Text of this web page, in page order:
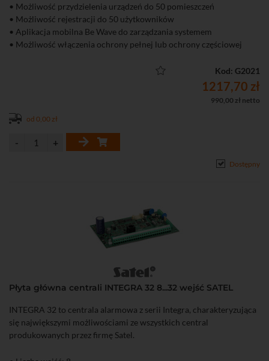
• Możliwość przydzielenia urządzeń do 50 pomieszczeń
• Możliwość rejestracji do 50 użytkowników
• Aplikacja mobilna Be Wave do zarządzania systemem
• Możliwość włączenia ochrony pełnej lub ochrony częściowej
• Powiadamianie typu "push" o zdarzeniach
Kod: G2021
1217,70 zł
990,00 zł netto
od 0,00 zł
Dostępny
Płyta główna centrali INTEGRA 32 8...32 wejść SATEL
INTEGRA 32 to centrala alarmowa z serii Integra, charakteryzująca
się największymi możliwościami ze wszystkich central
produkowanych przez firmę Satel.